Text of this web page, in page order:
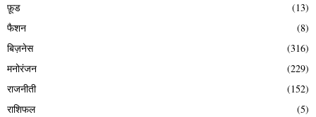
फ़ूड
(13)
फैशन
(8)
बिज़नेस
(316)
मनोरंजन
(229)
राजनीती
(152)
राशिफल
(5)